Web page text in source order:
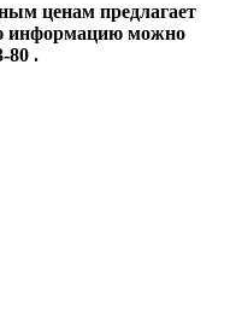
ценам предлагает
информацию можно
80 .